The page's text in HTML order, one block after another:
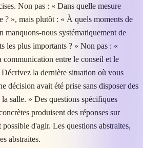
Non pas : « Dans quelle mesure
? », mais plutôt : « À quels moments de
manquons-nous systématiquement de
les plus importants ? » Non pas : «
communication entre le conseil et le
la dernière situation où vous
décision avait été prise sans disposer des
salle. » Des questions spécifiques
produisent des réponses sur
d'agir. Les questions abstraites,
abstraites.